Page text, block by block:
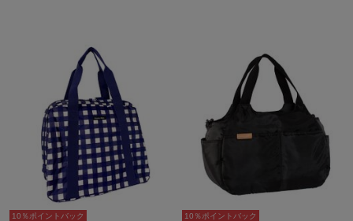
10％ポイントバック
10％ポイントバック